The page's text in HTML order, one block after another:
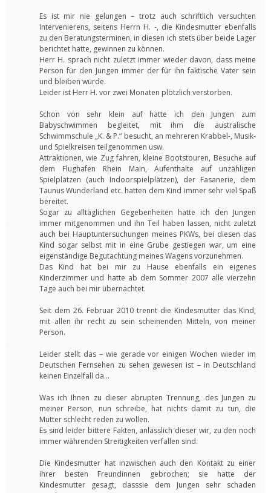
Es ist mir nie gelungen – trotz auch schriftlich versuchten
Intervenierens, seitens Herrn H. -, die Kindesmutter ebenfalls
zu den Beratungsterminen, in diesen ich stets über beide Lager
berichtet hatte, gewinnen zu können.
Herr H. sprach nicht zuletzt immer wieder davon, dass meine
Person für den Jungen immer der für ihn faktische Vater sein
und bleiben würde.
Leider ist Herr H. vor zwei Monaten plötzlich verstorben.
Schon von sehr klein auf hatte ich den Jungen zum
Babyschwimmen begleitet, mit ihm die australische
Schwimmschule „K. & P.“ besucht, an mehreren Krabbel-, Musik-
und Spielkreisen teilgenommen usw.
Attraktionen, wie Zug fahren, kleine Bootstouren, Besuche auf
dem Flughafen Rhein Main, Aufenthalte auf unzähligen
Spielplätzen (auch Indoorspielplätzen), der Fasanerie, dem
Taunus Wunderland etc. hatten dem Kind immer sehr viel Spaß
bereitet.
Sogar zu alltäglichen Gegebenheiten hatte ich den Jungen
immer mitgenommen und ihn Teil haben lassen, nicht zuletzt
auch bei Hauptuntersuchungen meines PKWs, bei diesen das
Kind sogar selbst mit in eine Grube gestiegen war, um eine
eigenständige Begutachtung meines Wagens vorzunehmen.
Das Kind hat bei mir zu Hause ebenfalls ein eigenes
Kinderzimmer und hatte ab dem Sommer 2007 alle vierzehn
Tage auch bei mir übernachtet.
Seit dem 26. Februar 2010 trennt die Kindesmutter das Kind,
mit allen ihr recht zu sein scheinenden Mitteln, von meiner
Person.
Leider stellt das – wie gerade vor einigen Wochen wieder im
Deutschen Fernsehen zu sehen gewesen ist – in Deutschland
keinen Einzelfall da…
Was ich Ihnen zu dieser abrupten Trennung, des Jungen zu
meiner Person, nun schreibe, hat nichts damit zu tun, die
Mutter schlecht reden zu wollen.
Es sind leider bittere Fakten, anlässlich dieser wir, zu den noch
immer währenden Streitigkeiten verfallen sind.
Die Kindesmutter hat inzwischen auch den Kontakt zu einer
ihrer besten Freundinnen gebrochen; sie hatte der
Kindesmutter gesagt, dasssie dem Jungen sehr schaden